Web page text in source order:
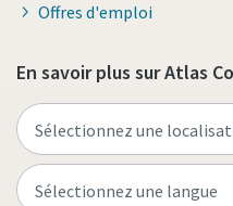
Offres d'emploi
En savoir plus sur Atlas